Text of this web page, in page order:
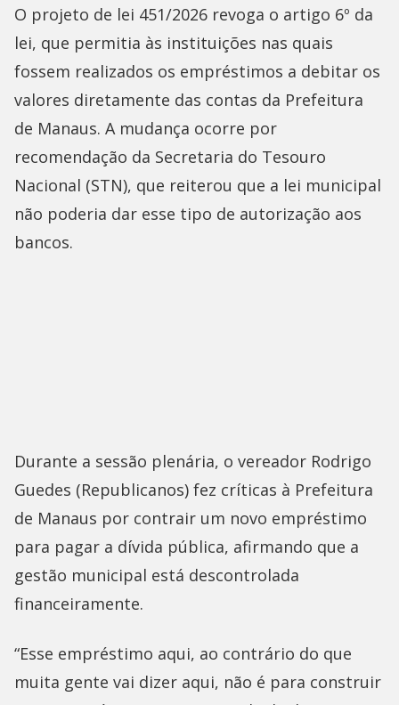
O projeto de lei 451/2026 revoga o artigo 6º da
lei, que permitia às instituições nas quais
fossem realizados os empréstimos a debitar os
valores diretamente das contas da Prefeitura
de Manaus. A mudança ocorre por
recomendação da Secretaria do Tesouro
Nacional (STN), que reiterou que a lei municipal
não poderia dar esse tipo de autorização aos
bancos.
Durante a sessão plenária, o vereador Rodrigo
Guedes (Republicanos) fez críticas à Prefeitura
de Manaus por contrair um novo empréstimo
para pagar a dívida pública, afirmando que a
gestão municipal está descontrolada
financeiramente.
“Esse empréstimo aqui, ao contrário do que
muita gente vai dizer aqui, não é para construir